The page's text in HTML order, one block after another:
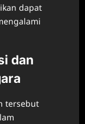
dapat
dan
tersebut